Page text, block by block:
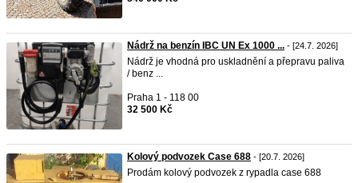
Nádrž na benzín IBC UN Ex 1000 ... - [24.7. 2026]
Nádrž je vhodná pro uskladnění a přepravu paliva
/ benz ...
Praha 1 - 118 00
32 500 Kč
Kolový podvozek Case 688 - [20.7. 2026]
Prodám kolový podvozek z rypadla case 688